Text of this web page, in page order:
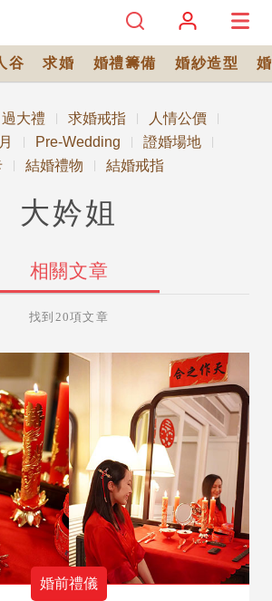
谷 求婚 婚禮籌備 婚紗造型
過大禮 求婚戒指 人情公價
Pre-Wedding 證婚場地
結婚禮物 結婚戒指
大妗姐
相關文章
找到20項文章
婚前禮儀